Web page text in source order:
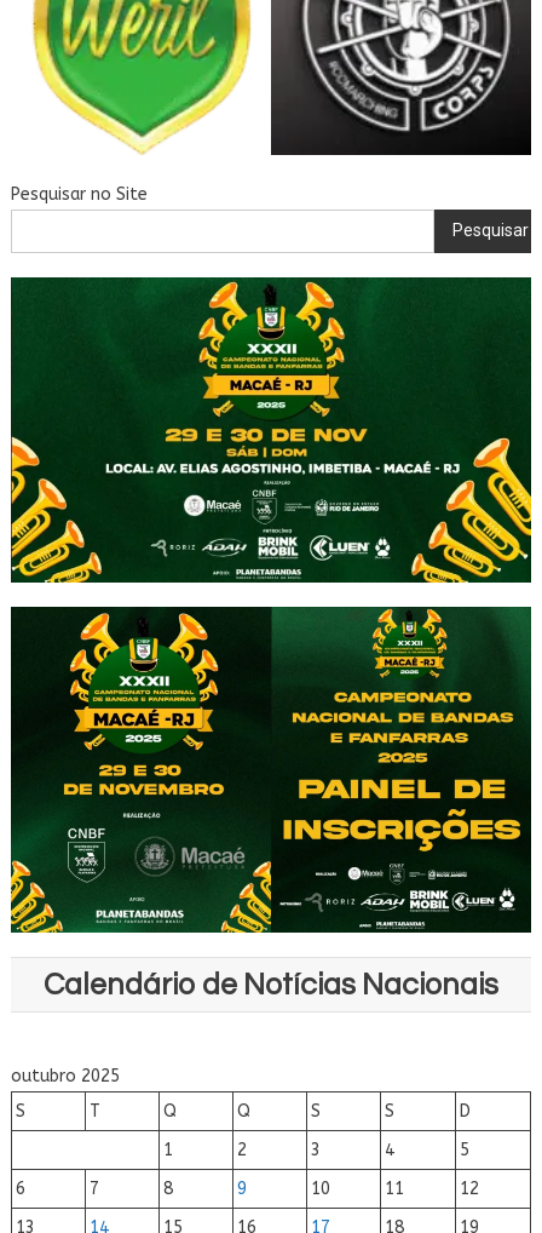
Pesquisar no Site
Pesquisar
Calendário de Notícias Nacionais
outubro 2025
S
T Q Q S S
D
1
2 3 4
5
6
7 8 9 10 11
12
13
14 15 16 17 18 19